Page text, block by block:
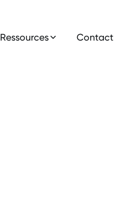
Ressources Contact